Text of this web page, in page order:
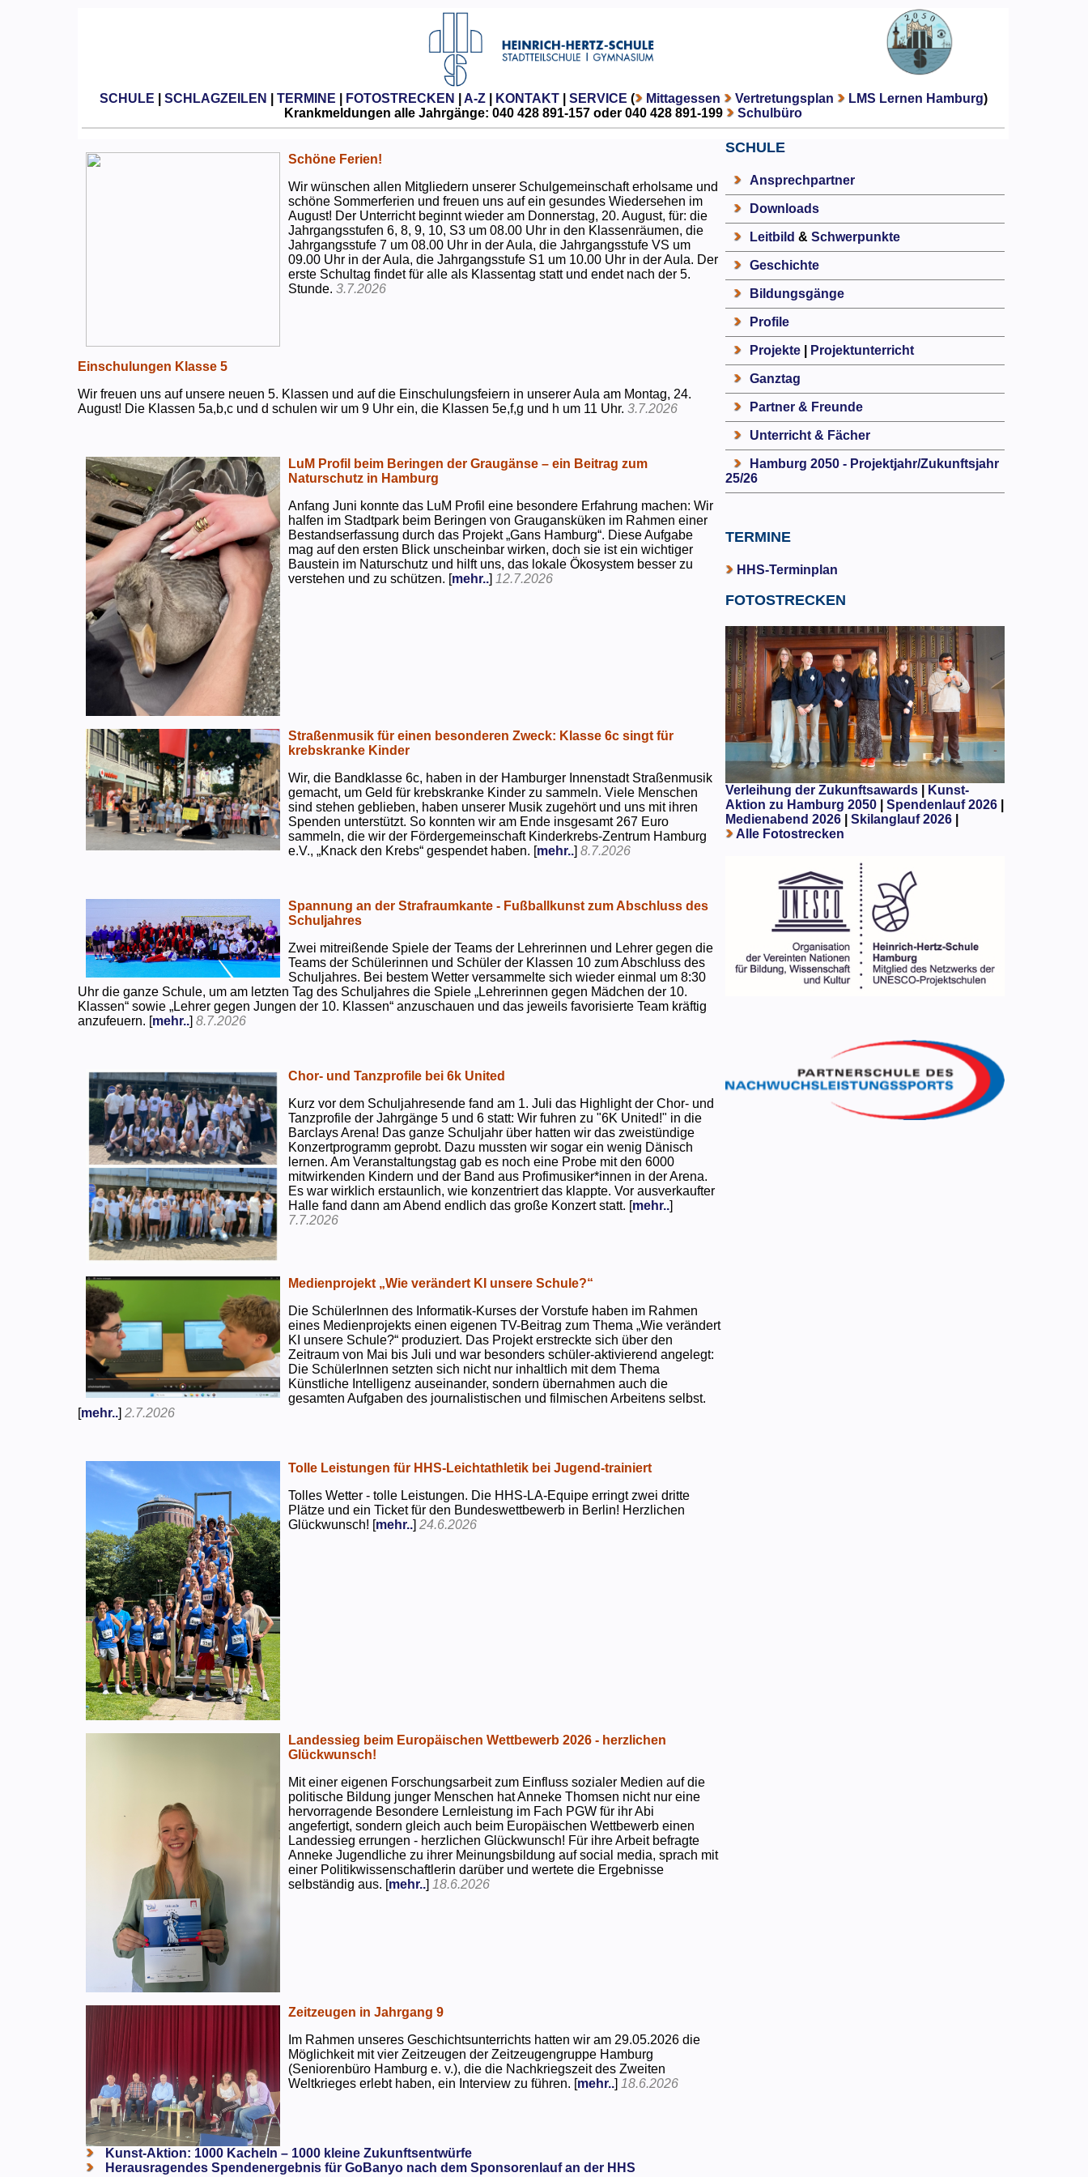
SCHULE SCHLAGZEILEN TERMINE FOTOSTRECKEN A-Z| KONTAKT| SERVICE ( Mittagessen Vertretungsplan LMS Lernen Hamburg)
Krankmeldungen alle Jahrgänge: 040 428 891-157 oder 040 428 891-199
Schulbüro
Schöne Ferien!
Wir wünschen allen Mitgliedern unserer Schulgemeinschaft erholsame und
schöne Sommerferien und freuen uns auf ein gesundes Wiedersehen im
August! Der Unterricht beginnt wieder am Donnerstag, 20. August, für: die
Jahrgangsstufen 6, 8, 9, 10, S3 um 08.00 Uhr in den Klassenräumen, die
Jahrgangsstufe 7 um 08.00 Uhr in der Aula, die Jahrgangsstufe VS um
09.00 Uhr in der Aula, die Jahrgangsstufe S1 um 10.00 Uhr in der Aula. Der
erste Schultag findet für alle als Klassentag statt und endet nach der 5.
Stunde.3.7.2026
Einschulungen Klasse 5
Wir freuen uns auf unsere neuen 5. Klassen und auf die Einschulungsfeiern in unserer Aula am Montag, 24.
August! Die Klassen 5a,b,c und d schulen wir um 9 Uhr ein, die Klassen 5e,f,g und h um 11 Uhr.3.7.2026
LuM Profil beim Beringen der Graugänse – ein Beitrag zum
Naturschutz in Hamburg
Anfang Juni konnte das LuM Profil eine besondere Erfahrung machen: Wir
halfen im Stadtpark beim Beringen von Graugansküken im Rahmen einer
Bestandserfassung durch das Projekt „Gans Hamburg“. Diese Aufgabe
mag auf den ersten Blick unscheinbar wirken, doch sie ist ein wichtiger
Baustein im Naturschutz und hilft uns, das lokale Ökosystem besser zu
verstehen und zu schützen. [mehr..] 12.7.2026
Straßenmusik für einen besonderen Zweck: Klasse 6c singt für
krebskranke Kinder
Wir, die Bandklasse 6c, haben in der Hamburger Innenstadt Straßenmusik
gemacht, um Geld für krebskranke Kinder zu sammeln. Viele Menschen
sind stehen geblieben, haben unserer Musik zugehört und uns mit ihren
Spenden unterstützt. So konnten wir am Ende insgesamt 267 Euro
sammeln, die wir der Fördergemeinschaft Kinderkrebs-Zentrum Hamburg
e.V., „Knack den Krebs“ gespendet haben. [mehr..]8.7.2026
Spannung an der Strafraumkante - Fußballkunst zum Abschluss des
Schuljahres
Zwei mitreißende Spiele der Teams der Lehrerinnen und Lehrer gegen die
Teams der Schülerinnen und Schüler der Klassen 10 zum Abschluss des
Schuljahres. Bei bestem Wetter versammelte sich wieder einmal um 8:30
Uhr die ganze Schule, um am letzten Tag des Schuljahres die Spiele „Lehrerinnen gegen Mädchen der 10.
Klassen“ sowie „Lehrer gegen Jungen der 10. Klassen“ anzuschauen und das jeweils favorisierte Team kräftig
anzufeuern. [mehr..]8.7.2026
Chor- und Tanzprofile bei 6k United
Kurz vor dem Schuljahresende fand am 1. Juli das Highlight der Chor- und
Tanzprofile der Jahrgänge 5 und 6 statt: Wir fuhren zu "6K United!" in die
Barclays Arena! Das ganze Schuljahr über hatten wir das zweistündige
Konzertprogramm geprobt. Dazu mussten wir sogar ein wenig Dänisch
lernen. Am Veranstaltungstag gab es noch eine Probe mit den 6000
mitwirkenden Kindern und der Band aus Profimusiker*innen in der Arena.
Es war wirklich erstaunlich, wie konzentriert das klappte. Vor ausverkaufter
Halle fand dann am Abend endlich das große Konzert statt. [mehr..]
7.7.2026
Medienprojekt „Wie verändert KI unsere Schule?“
Die SchülerInnen des Informatik-Kurses der Vorstufe haben im Rahmen
eines Medienprojekts einen eigenen TV-Beitrag zum Thema „Wie verändert
KI unsere Schule?“ produziert. Das Projekt erstreckte sich über den
Zeitraum von Mai bis Juli und war besonders schüler-aktivierend angelegt:
Die SchülerInnen setzten sich nicht nur inhaltlich mit dem Thema
Künstliche Intelligenz auseinander, sondern übernahmen auch die
gesamten Aufgaben des journalistischen und filmischen Arbeitens selbst.
[mehr..]2.7.2026
Tolle Leistungen für HHS-Leichtathletik bei Jugend-trainiert
Tolles Wetter - tolle Leistungen. Die HHS-LA-Equipe erringt zwei dritte
Plätze und ein Ticket für den Bundeswettbewerb in Berlin! Herzlichen
Glückwunsch! [mehr..]24.6.2026
Landessieg beim Europäischen Wettbewerb 2026 - herzlichen
Glückwunsch!
Mit einer eigenen Forschungsarbeit zum Einfluss sozialer Medien auf die
politische Bildung junger Menschen hat Anneke Thomsen nicht nur eine
hervorragende Besondere Lernleistung im Fach PGW für ihr Abi
angefertigt, sondern gleich auch beim Europäischen Wettbewerb einen
Landessieg errungen - herzlichen Glückwunsch! Für ihre Arbeit befragte
Anneke Jugendliche zu ihrer Meinungsbildung auf social media, sprach mit
einer Politikwissenschaftlerin darüber und wertete die Ergebnisse
selbständig aus. [mehr..] 18.6.2026
Zeitzeugen in Jahrgang 9
Im Rahmen unseres Geschichtsunterrichts hatten wir am 29.05.2026 die
Möglichkeit mit vier Zeitzeugen der Zeitzeugengruppe Hamburg
(Seniorenbüro Hamburg e. v.), die die Nachkriegszeit des Zweiten
Weltkrieges erlebt haben, ein Interview zu führen. [mehr..] 18.6.2026
Kunst-Aktion: 1000 Kacheln – 1000 kleine Zukunftsentwürfe
Herausragendes Spendenergebnis für GoBanyo nach dem Sponsorenlauf an der HHS
SCHULE
Ansprechpartner
Downloads
Leitbild & Schwerpunkte
Geschichte
Bildungsgänge
Profile
Projekte| Projektunterricht
Ganztag
Partner & Freunde
Unterricht & Fächer
Hamburg 2050 - Projektjahr/Zukunftsjahr
25/26
TERMINE
HHS-Terminplan
FOTOSTRECKEN
Verleihung der Zukunftsawards|
Kunst-
Aktion zu Hamburg 2050
Spendenlauf 2026|
Medienabend 2026| Skilanglauf 2026|
Alle Fotostrecken